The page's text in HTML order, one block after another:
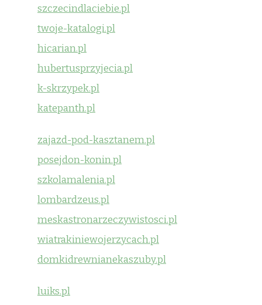
szczecindlaciebie.pl
twoje-katalogi.pl
hicarian.pl
hubertusprzyjecia.pl
k-skrzypek.pl
katepanth.pl
zajazd-pod-kasztanem.pl
posejdon-konin.pl
szkolamalenia.pl
lombardzeus.pl
meskastronarzeczywistosci.pl
wiatrakiniewojerzycach.pl
domkidrewnianekaszuby.pl
luiks.pl